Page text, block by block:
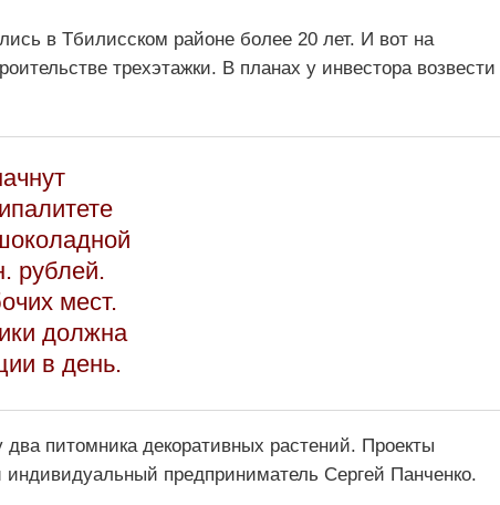
в Тбилисском районе более 20 лет. И вот на
трехэтажки. В планах у инвестора возвести
рублей.
мест.
должна
в день.
питомника декоративных растений. Проекты
предприниматель Сергей Панченко.